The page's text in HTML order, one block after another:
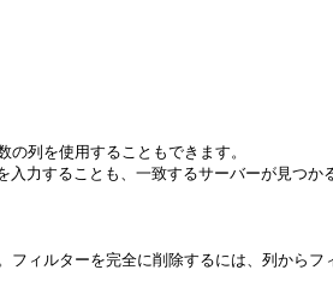
列を使用することもできます。
ることも、一致するサーバーが見つか
ィルターを完全に削除するには、列からフ